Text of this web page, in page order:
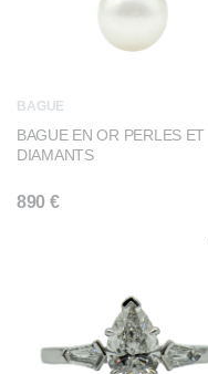
BAGUE
BAGUE EN OR PERLES ET
DIAMANTS
890 €